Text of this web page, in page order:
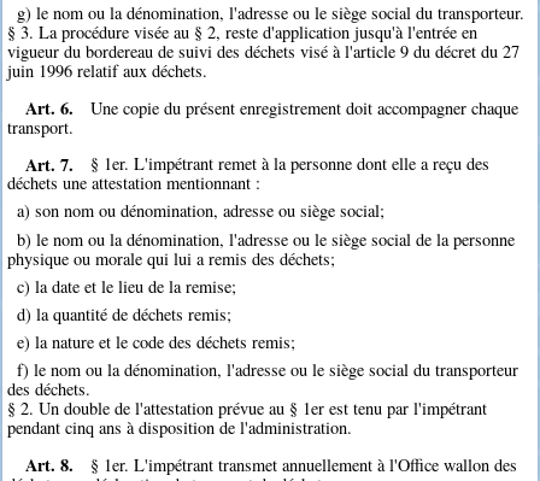
g) le nom ou la dénomination, l'adresse ou le siège social du transporteur.
§ 3. La procédure visée au § 2, reste d'application jusqu'à l'entrée en
vigueur du bordereau de suivi des déchets visé à l'article 9 du décret du 27
juin 1996 relatif aux déchets.
Art. 6.
Une copie du présent enregistrement doit accompagner chaque
transport.
Art. 7.
§ 1er. L'impétrant remet à la personne dont elle a reçu des
déchets une attestation mentionnant :
a) son nom ou dénomination, adresse ou siège social;
b) le nom ou la dénomination, l'adresse ou le siège social de la personne
physique ou morale qui lui a remis des déchets;
c) la date et le lieu de la remise;
d) la quantité de déchets remis;
e) la nature et le code des déchets remis;
f) le nom ou la dénomination, l'adresse ou le siège social du transporteur
des déchets.
§ 2. Un double de l'attestation prévue au § 1er est tenu par l'impétrant
pendant cinq ans à disposition de l'administration.
Art. 8.
§ 1er. L'impétrant transmet annuellement à l'Office wallon des